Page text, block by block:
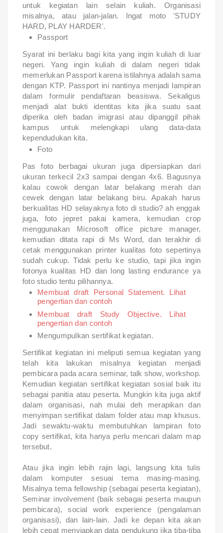
untuk kegiatan lain selain kuliah. Organisasi
misalnya, atau jalan-jalan. Ingat moto 'STUDY
HARD, PLAY HARDER'.
Passport
Syarat ini berlaku bagi kita yang ingin kuliah di luar
negeri. Yang ingin kuliah di dalam negeri tidak
memerlukan Passport karena istilahnya adalah sama
dengan KTP. Passport ini nantinya menjadi lampiran
dalam formulir pendaftaran beasiswa. Sekaligus
menjadi alat bukti identitas kita jika suatu saat
diperika oleh badan imigrasi atau dipanggil pihak
kampus untuk melengkapi ulang data-data
kependudukan kita.
Foto
Pas foto berbagai ukuran juga dipersiapkan dari
ukuran terkecil 2x3 sampai dengan 4x6. Bagusnya
kalau cowok dengan latar belakang merah dan
cewek dengan latar belakang biru. Apakah harus
berkualitas HD selayaknya foto di studio? ah enggak
juga, foto jepret pakai kamera, kemudian crop
menggunakan Microsoft office picture manager,
kemudian ditata rapi di Ms Word, dan terakhir di
cetak menggunakan printer kualitas foto sepertinya
sudah cukup. Tidak perlu ke studio, tapi jika ingin
fotonya kualitas HD dan long lasting endurance ya
foto studio tentu pilihannya.
Membuat draft Personal Statement. Lihat
pengertian dan contoh
Membuat draft Study Objective. Lihat
pengertian dan contoh
Mengumpulkan sertifikat kegiatan.
Sertifikat kegiatan ini meliputi semua kegiatan yang
telah kita lakukan misalnya kegiatan menjadi
pembicara pada acara seminar, talk show, workshop.
Kemudian kegiatan sertifikat kegiatan sosial baik itu
sebagai panitia atau peserta. Mungkin kita juga aktif
dalam organisasi, nah mulai deh merapikan dan
menyimpan sertifikat dalam folder atau map khusus.
Jadi sewaktu-waktu membutuhkan lampiran foto
copy sertifikat, kita hanya perlu mencari dalam map
tersebut.
Atau jika ingin lebih rajin lagi, langsung kita tulis
dalam komputer sesuai tema masing-masing.
Misalnya tema fellowship (sebagai peserta kegiatan),
Seminar involvement (baik sebagai peserta maupun
pembicara), social work experience (pengalaman
organisasi), dan lain-lain. Jadi ke depan kita akan
lebih cepat menyiapkan data pendukung jika tiba-tiba